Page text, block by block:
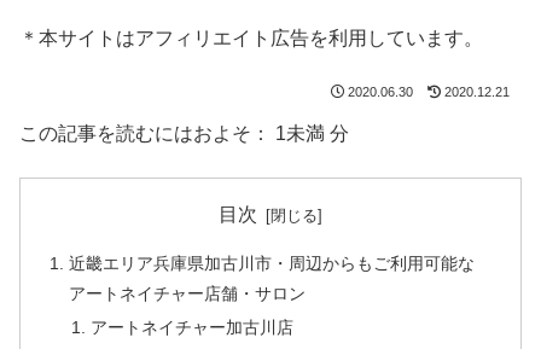
＊本サイトはアフィリエイト広告を利用しています。
2020.06.30 2020.12.21
この記事を読むにはおよそ： 1未満 分
目次
近畿エリア兵庫県加古川市・周辺からもご利用可能な
アートネイチャー店舗・サロン
アートネイチャー加古川店